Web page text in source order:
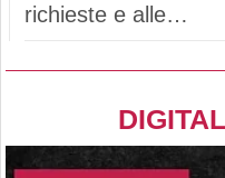
richieste e alle…